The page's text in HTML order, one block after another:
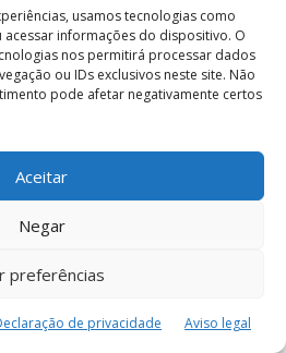
usamos tecnologias como
informações do dispositivo. O
nos permitirá processar dados
ou IDs exclusivos neste site. Não
pode afetar negativamente certos
Aceitar
Negar
preferências
de privacidade Aviso legal
conhecer, segundo o influenciador
| EldoGomes.com.br -
julho de 2026
julho de 2026
rota da TAAG para Guangzhou abre